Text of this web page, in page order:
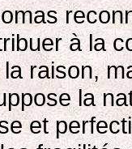
à la
raison,
la
et